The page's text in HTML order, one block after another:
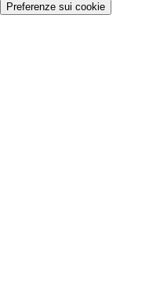
Preferenze sui cookie